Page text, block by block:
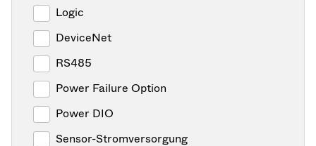
Logic
DeviceNet
RS485
Power Failure Option
Power DIO
Sensor-Stromversorgung